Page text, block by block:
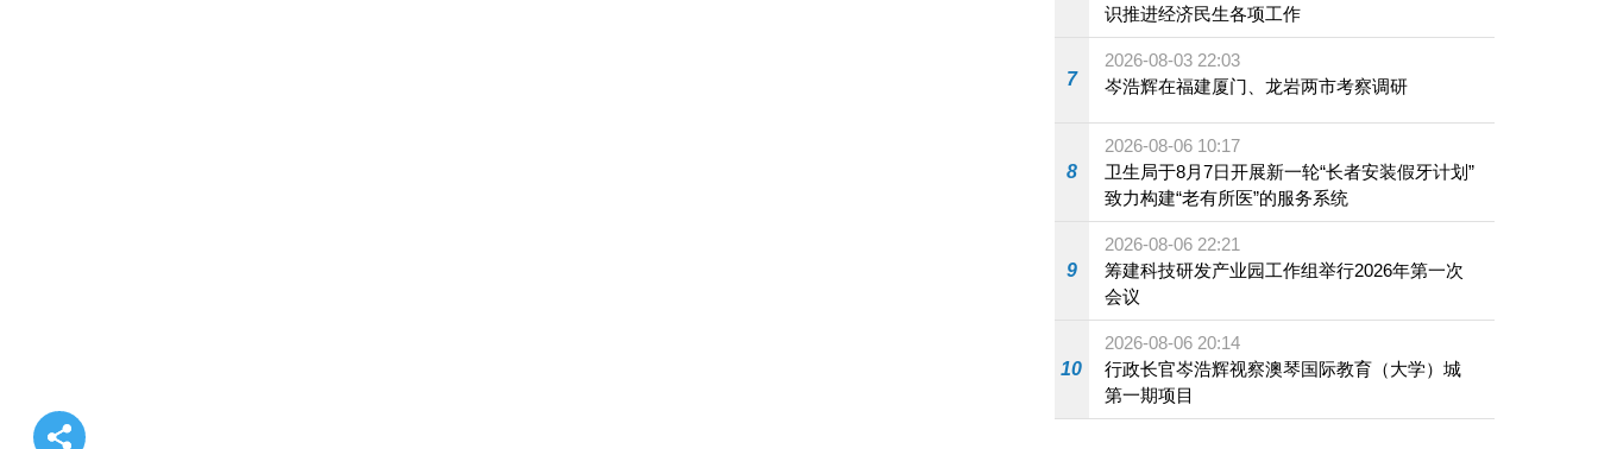
识推进经济民生各项工作
7
2026-08-03 22:03
岑浩辉在福建厦门、龙岩两市考察调研
8
2026-08-06 10:17
卫生局于8月7日开展新一轮“长者安装假牙计划”
致力构建“老有所医”的服务系统
9
2026-08-06 22:21
筹建科技研发产业园工作组举行2026年第一次
会议
10
2026-08-06 20:14
行政长官岑浩辉视察澳琴国际教育（大学）城
第一期项目